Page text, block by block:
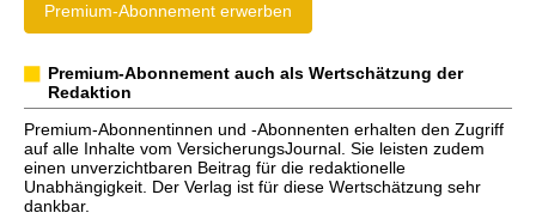
Premium-Abonnement erwerben
Premium-Abonnement auch als Wertschätzung der
Redaktion
Premium-Abonnentinnen und -Abonnenten erhalten den Zugriff
auf alle Inhalte vom VersicherungsJournal. Sie leisten zudem
einen unverzichtbaren Beitrag für die redaktionelle
Unabhängigkeit. Der Verlag ist für diese Wertschätzung sehr
dankbar.